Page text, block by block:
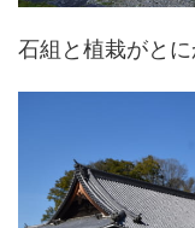
石組と植栽がとに